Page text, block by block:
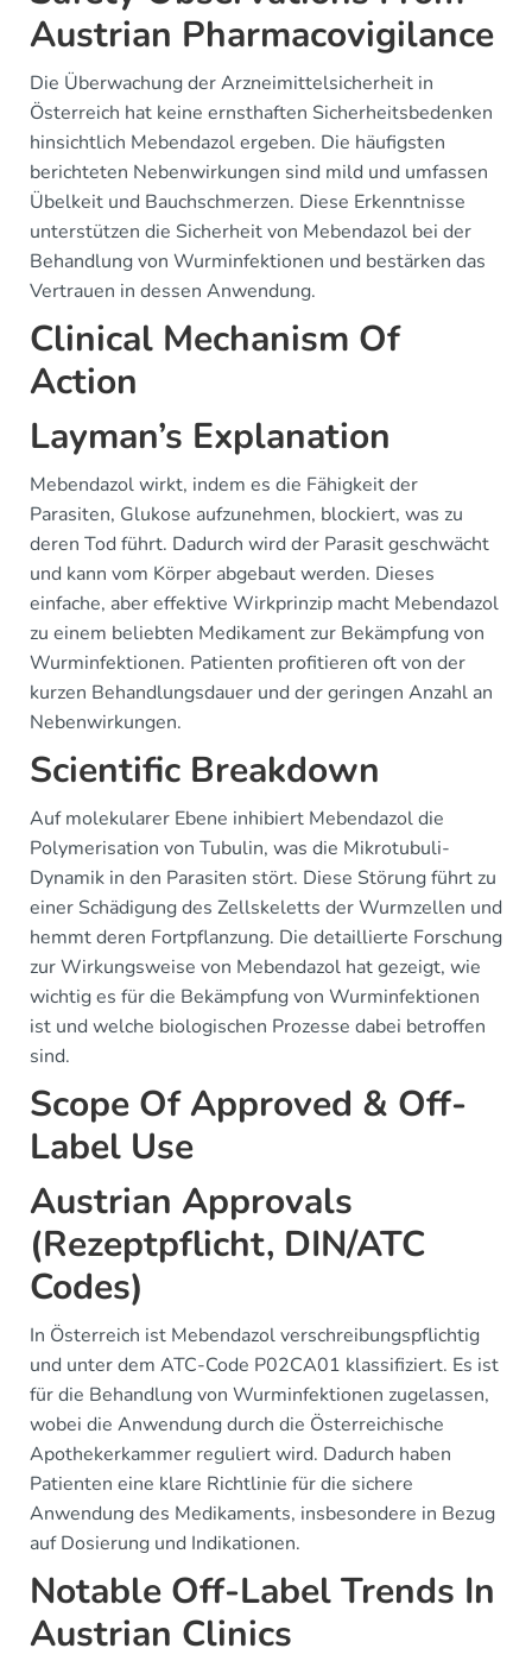
Austrian Pharmacovigilance
Die Überwachung der Arzneimittelsicherheit in
Österreich hat keine ernsthaften Sicherheitsbedenken
hinsichtlich Mebendazol ergeben. Die häufigsten
berichteten Nebenwirkungen sind mild und umfassen
Übelkeit und Bauchschmerzen. Diese Erkenntnisse
unterstützen die Sicherheit von Mebendazol bei der
Behandlung von Wurminfektionen und bestärken das
Vertrauen in dessen Anwendung.
Clinical Mechanism Of
Action
Layman’s Explanation
Mebendazol wirkt, indem es die Fähigkeit der
Parasiten, Glukose aufzunehmen, blockiert, was zu
deren Tod führt. Dadurch wird der Parasit geschwächt
und kann vom Körper abgebaut werden. Dieses
einfache, aber effektive Wirkprinzip macht Mebendazol
zu einem beliebten Medikament zur Bekämpfung von
Wurminfektionen. Patienten profitieren oft von der
kurzen Behandlungsdauer und der geringen Anzahl an
Nebenwirkungen.
Scientific Breakdown
Auf molekularer Ebene inhibiert Mebendazol die
Polymerisation von Tubulin, was die Mikrotubuli-
Dynamik in den Parasiten stört. Diese Störung führt zu
einer Schädigung des Zellskeletts der Wurmzellen und
hemmt deren Fortpflanzung. Die detaillierte Forschung
zur Wirkungsweise von Mebendazol hat gezeigt, wie
wichtig es für die Bekämpfung von Wurminfektionen
ist und welche biologischen Prozesse dabei betroffen
sind.
Scope Of Approved & Off-
Label Use
Austrian Approvals
(Rezeptpflicht, DIN/ATC
Codes)
In Österreich ist Mebendazol verschreibungspflichtig
und unter dem ATC-Code P02CA01 klassifiziert. Es ist
für die Behandlung von Wurminfektionen zugelassen,
wobei die Anwendung durch die Österreichische
Apothekerkammer reguliert wird. Dadurch haben
Patienten eine klare Richtlinie für die sichere
Anwendung des Medikaments, insbesondere in Bezug
auf Dosierung und Indikationen.
Notable Off-Label Trends In
Austrian Clinics